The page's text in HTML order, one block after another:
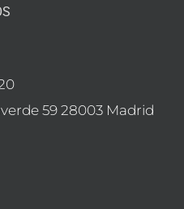
59 28003 Madrid